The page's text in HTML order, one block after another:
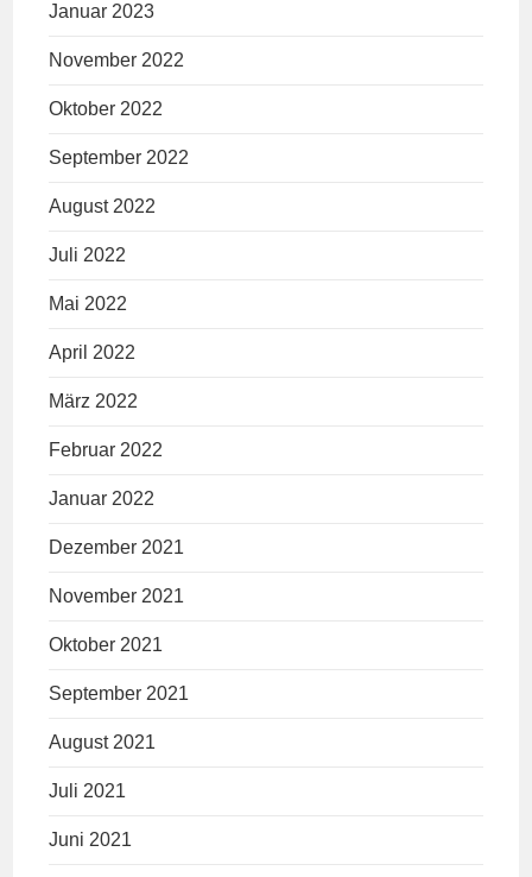
Januar 2023
November 2022
Oktober 2022
September 2022
August 2022
Juli 2022
Mai 2022
April 2022
März 2022
Februar 2022
Januar 2022
Dezember 2021
November 2021
Oktober 2021
September 2021
August 2021
Juli 2021
Juni 2021